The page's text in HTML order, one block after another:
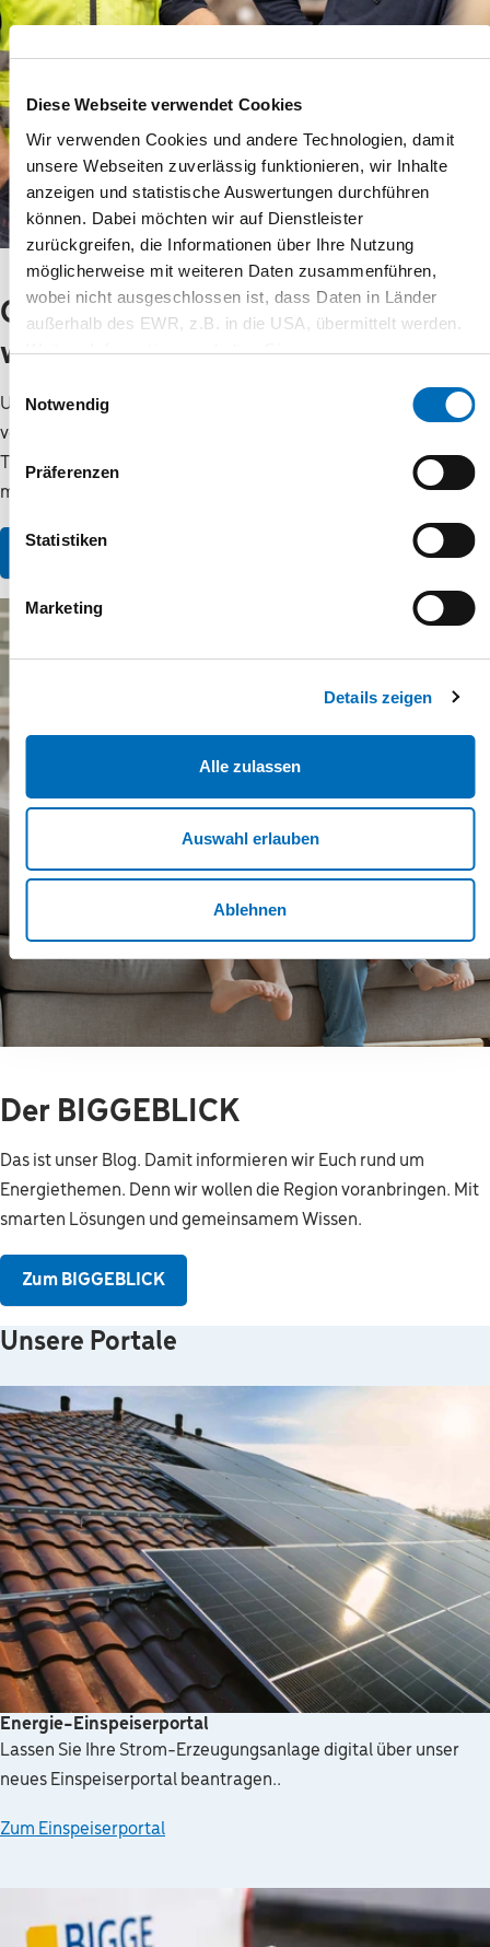
Diese Webseite verwendet Cookies
Wir verwenden Cookies und andere Technologien, damit
unsere Webseiten zuverlässig funktionieren, wir Inhalte
anzeigen und statistische Auswertungen durchführen
können. Dabei möchten wir auf Dienstleister
zurückgreifen, die Informationen über Ihre Nutzung
möglicherweise mit weiteren Daten zusammenführen,
wobei nicht ausgeschlossen ist, dass Daten in Länder
außerhalb des EWR, z.B. in die USA, übermittelt werden.
Weitere Informationen erhalten Sie in unseren
Notwendig
Präferenzen
Statistiken
Marketing
Details zeigen
Alle zulassen
Auswahl erlauben
Ablehnen
Gemeinsam kriegen
wir das hin
Und treiben die Energiewende in der Region pragmatisch
voran. Wir sind gerne für Sie da, wenn Sie Hilfe zu konkreten
Themen benötigen oder sich zur Energiewende informieren
möchten.
Zum Hilfe-Center
Der BIGGEBLICK
Das ist unser Blog. Damit informieren wir Euch rund um
Energiethemen. Denn wir wollen die Region voranbringen. Mit
smarten Lösungen und gemeinsamem Wissen.
Zum BIGGEBLICK
Unsere Portale
Energie-Einspeiserportal
Lassen Sie Ihre Strom-Erzeugungsanlage digital über unser
neues Einspeiserportal beantragen..
Zum Einspeiserportal